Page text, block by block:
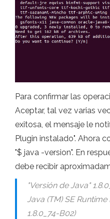
Para confirmar las
Aceptar, tal vez varias
exitosa, el mensaje le
Plugin instalado". Ahora
"$ java -version". En
debe recibir
"Versión de Java"
Java (TM) SE
1.8.0_74-B02)